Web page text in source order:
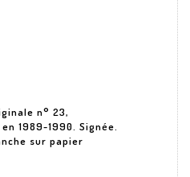
n° 23,
1989-1990. Signée.
sur papier